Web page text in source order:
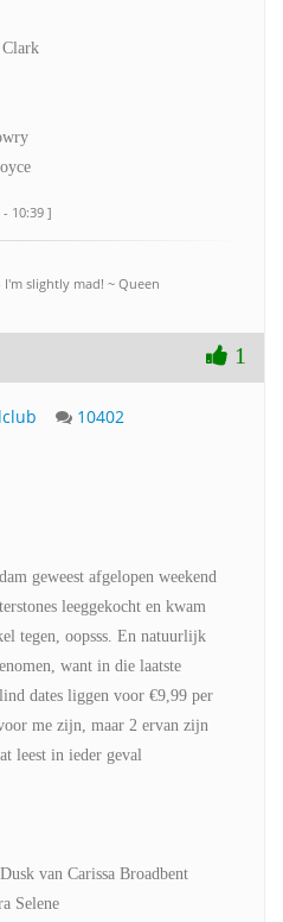
10:39 ]
slightly mad! ~ Queen
1
10402
geweest afgelopen weekend
leeggekocht en kwam
tegen, oopsss. En natuurlijk
want in die laatste
dates liggen voor €9,99 per
me zijn, maar 2 ervan zijn
leest in ieder geval
van Carissa Broadbent
Selene